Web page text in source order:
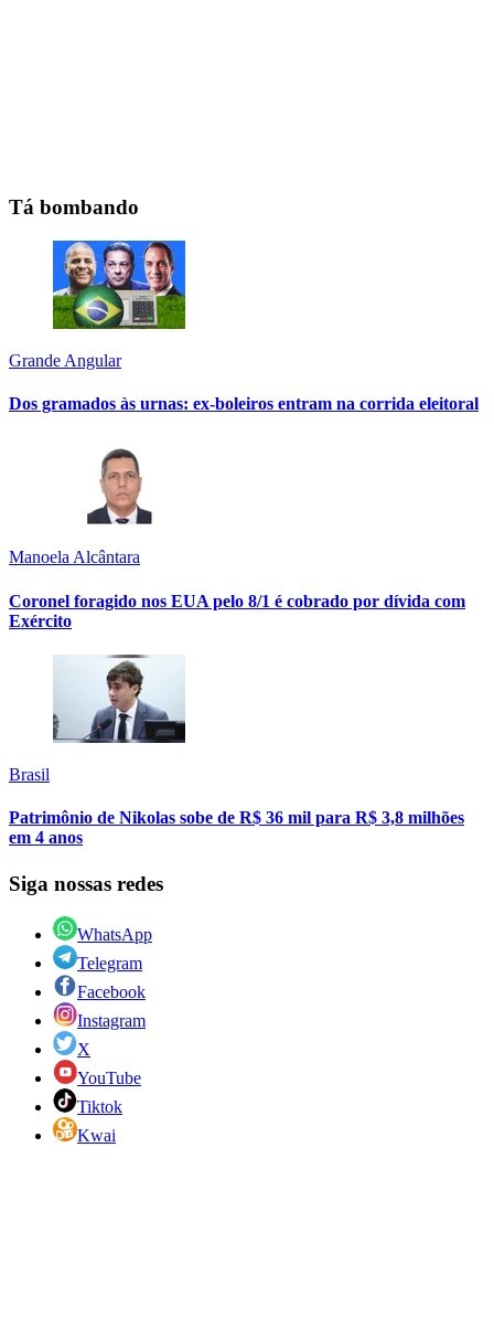
Tá bombando
Grande Angular
Dos gramados às urnas: ex-boleiros entram na corrida eleitoral
Manoela Alcântara
Coronel foragido nos EUA pelo 8/1 é cobrado por dívida com
Exército
Brasil
Patrimônio de Nikolas sobe de R$ 36 mil para R$ 3,8 milhões
em 4 anos
Siga nossas redes
WhatsApp
Telegram
Facebook
Instagram
X
YouTube
Tiktok
Kwai